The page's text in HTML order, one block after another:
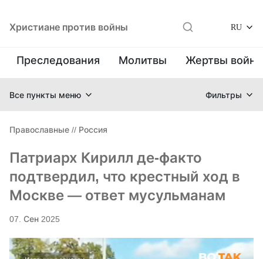
Христиане против войны RU
Преследования Молитвы Жертвы
Все пункты меню Фильтры
Православные // Россия
Патриарх Кирилл де-факто
подтвердил, что крестный ход в
Москве — ответ мусульманам
07. Сен 2025